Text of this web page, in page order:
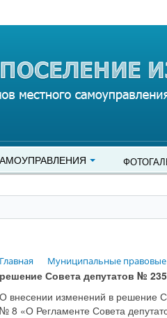
Главная Муниципальные правовые
решение Совета депутатов №
О внесении изменений в решение
№ 8 «О Регламенте Совета